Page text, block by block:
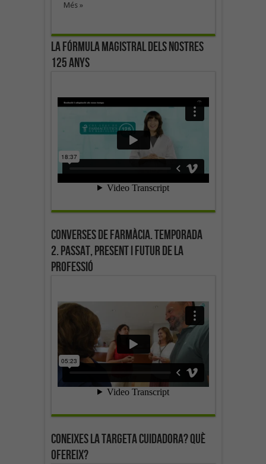
Més »
La fórmula magistral dels nostres
125 anys
Converses de farmàcia. Temporada
2. Passat, present i futur de la
professió
Coneixes la targeta cuidadora? Què
ofereix?